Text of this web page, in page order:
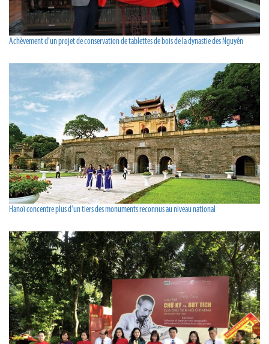
Achèvement d’un projet de conservation de tablettes de bois de la dynastie des Nguyên
Hanoï concentre plus d'un tiers des monuments reconnus au niveau national